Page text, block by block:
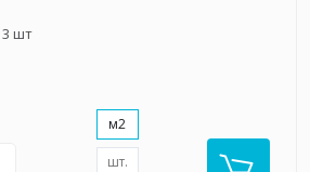
3 шт
м2
шт.